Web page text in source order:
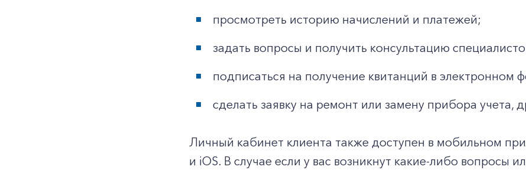
просмотреть историю начислений и платежей;
задать вопросы и получить консультацию
подписаться на получение квитанций в электронном
сделать заявку на ремонт или замену прибора учета,
Личный кабинет клиента также доступен в мобильном
и iOS. В случае если у вас возникнут какие-либо вопросы